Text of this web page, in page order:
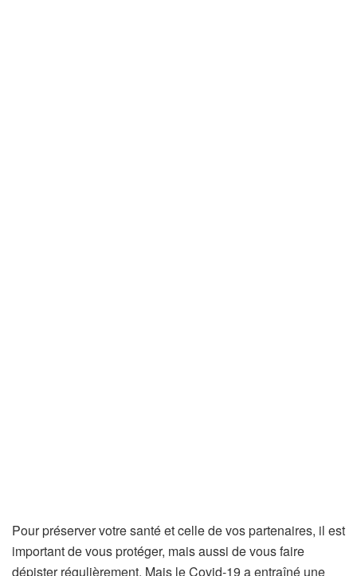
Pour préserver votre santé et celle de vos partenaires, il est
important de vous protéger, mais aussi de vous faire
dépister régulièrement. Mais le Covid-19 a entraîné une